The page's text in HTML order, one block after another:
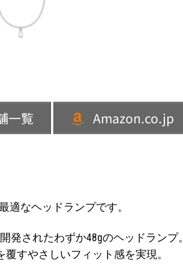
一覧 Amazon.co.jp
適なヘッドランプです。
開発されたわずか48gのヘッドランプ
すやさしいフィット感を実現。